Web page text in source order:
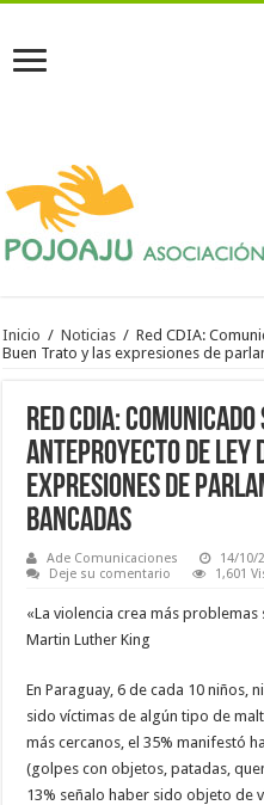
Inicio / Noticias / Red CDIA:
Buen Trato y las expresiones de
Red CDIA:
Anteproyecto de Ley
expresiones de
bancadas
Ade Comunicaciones 14/10/
Deje su comentario
1,601
«La violencia crea más
Martin Luther King
En Paraguay, 6 de cada 10 niños,
sido víctimas de algún tipo de
más cercanos, el 35% manifestó
(golpes con objetos, patadas,
13% señalo haber sido objeto de